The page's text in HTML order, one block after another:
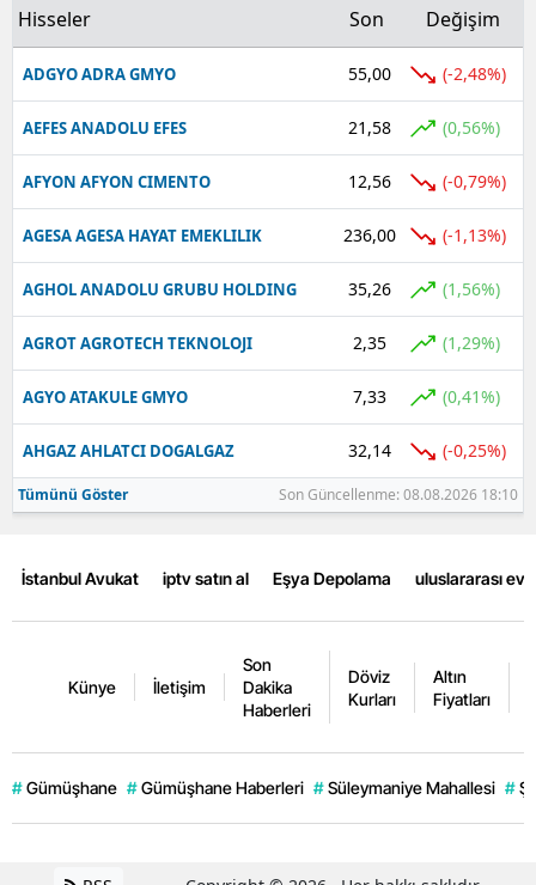
Osmaniye
Hisseler Son Değişim
ADGYO ADRA GMYO 55,00 (-2,48%)
AEFES ANADOLU EFES 21,58 (0,56%)
AFYON AFYON CIMENTO 12,56 (-0,79%)
AGESA AGESA HAYAT EMEKLILIK 236,00 (-1,13%)
AGHOL ANADOLU GRUBU HOLDING 35,26 (1,56%)
AGROT AGROTECH TEKNOLOJI 2,35 (1,29%)
AGYO ATAKULE GMYO 7,33 (0,41%)
AHGAZ AHLATCI DOGALGAZ 32,14 (-0,25%)
Tümünü Göster Son Güncellenme: 08.08.2026 18:10
İstanbul Avukat iptv satın al Eşya Depolama uluslararası
Künye İletişim
Son
Dakika
Haberleri
Döviz
Kurları
Altın
Fiyatları
# Gümüşhane # Gümüşhane Haberleri # Süleymaniye Mahallesi #